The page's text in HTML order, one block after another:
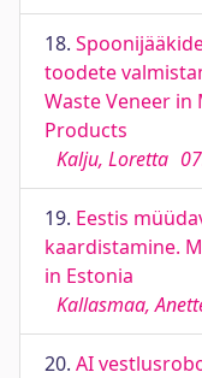
18.
toodete
Waste Veneer in
Products
Kalju, Loretta
19. Eestis
kaardistamine.
in Estonia
Kallasmaa,
20. AI